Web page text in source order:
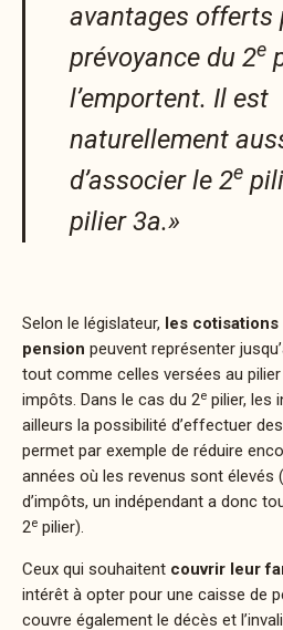
avantages offerts
prévoyance du 2e
l’emportent. Il est
naturellement
d’associer le 2e
pilier 3a.»
Selon le législateur, les cotisations
pension peuvent représenter
tout comme celles versées au
impôts. Dans le cas du 2e pilier, les
ailleurs la possibilité d’effectuer
permet par exemple de réduire
années où les revenus sont élevés
d’impôts, un indépendant a donc
2e pilier).
Ceux qui souhaitent couvrir leur
intérêt à opter pour une caisse de
couvre également le décès et